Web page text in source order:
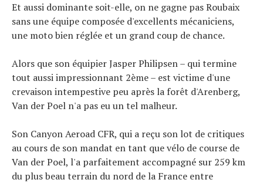
Et aussi dominante soit-elle, on ne gagne pas Roubaix
sans une équipe composée d'excellents mécaniciens,
une moto bien réglée et un grand coup de chance.
Alors que son équipier Jasper Philipsen – qui termine
tout aussi impressionnant 2ème – est victime d'une
crevaison intempestive peu après la forêt d'Arenberg,
Van der Poel n'a pas eu un tel malheur.
Son Canyon Aeroad CFR, qui a reçu son lot de critiques
au cours de son mandat en tant que vélo de course de
Van der Poel, l'a parfaitement accompagné sur 259 km
du plus beau terrain du nord de la France entre